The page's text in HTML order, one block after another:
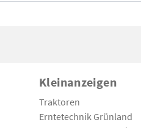
Kleinanzeigen
Traktoren
Erntetechnik Grünland